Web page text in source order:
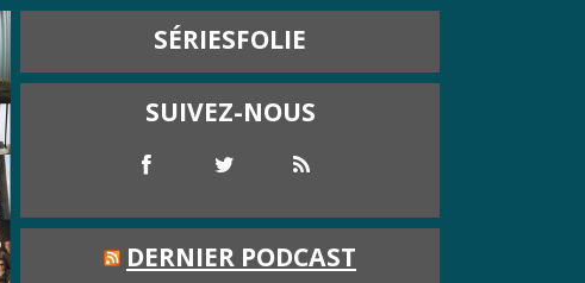
SÉRIESFOLIE
SUIVEZ-NOUS
DERNIER PODCAST